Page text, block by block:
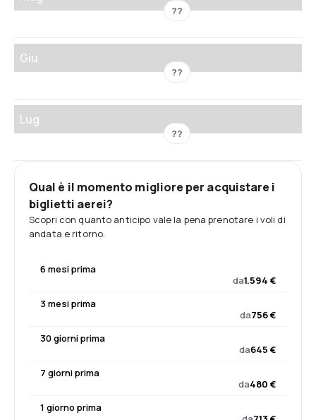
??
Giu
??
Lug
??
Qual è il momento migliore per acquistare i
biglietti aerei?
Scopri con quanto anticipo vale la pena prenotare i voli di
andata e ritorno.
6 mesi prima
da1.594 €
3 mesi prima
da756 €
30 giorni prima
da645 €
7 giorni prima
da480 €
1 giorno prima